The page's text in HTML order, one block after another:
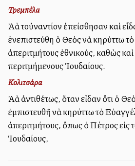
Τρεμπέλα
Ἀλλὰ τοὐναντίον ἐπείσθησαν καὶ
ἐνεπιστεύθη ὁ Θεὸς νὰ κηρύττω
ἀπεριτμήτους ἐθνικούς, καθὼς
περιτμήμενους Ἰουδαίους.
Κολιτσάρα
Ἀλλὰ ἀντιθέτως, ὅταν εἶδαν ὅτι ὁ
ἐμπιστευθῆ νὰ κηρύττω τὸ
ἀπεριτμήτους, ὅπως ὁ Πέτρος εἰς
Ἰουδαίους,